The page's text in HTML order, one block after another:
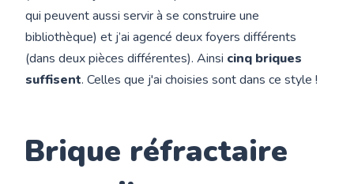
qui peuvent aussi servir à se construire une
bibliothèque) et j’ai agencé deux foyers différents
(dans deux pièces différentes). Ainsi cinq briques
suffisent. Celles que j'ai choisies sont dans ce style !
Brique réfractaire